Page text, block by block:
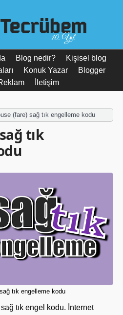
10. Yıl
Blog nedir?
Kişisel blog
Konuk Yazar
Blogger
İletişim
(fare) sağ tık engelleme kodu
tık
tık engelleme kodu
tık engel kodu. İnternet